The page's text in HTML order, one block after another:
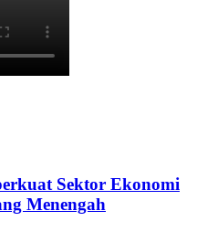
Sektor Ekonomi
Menengah